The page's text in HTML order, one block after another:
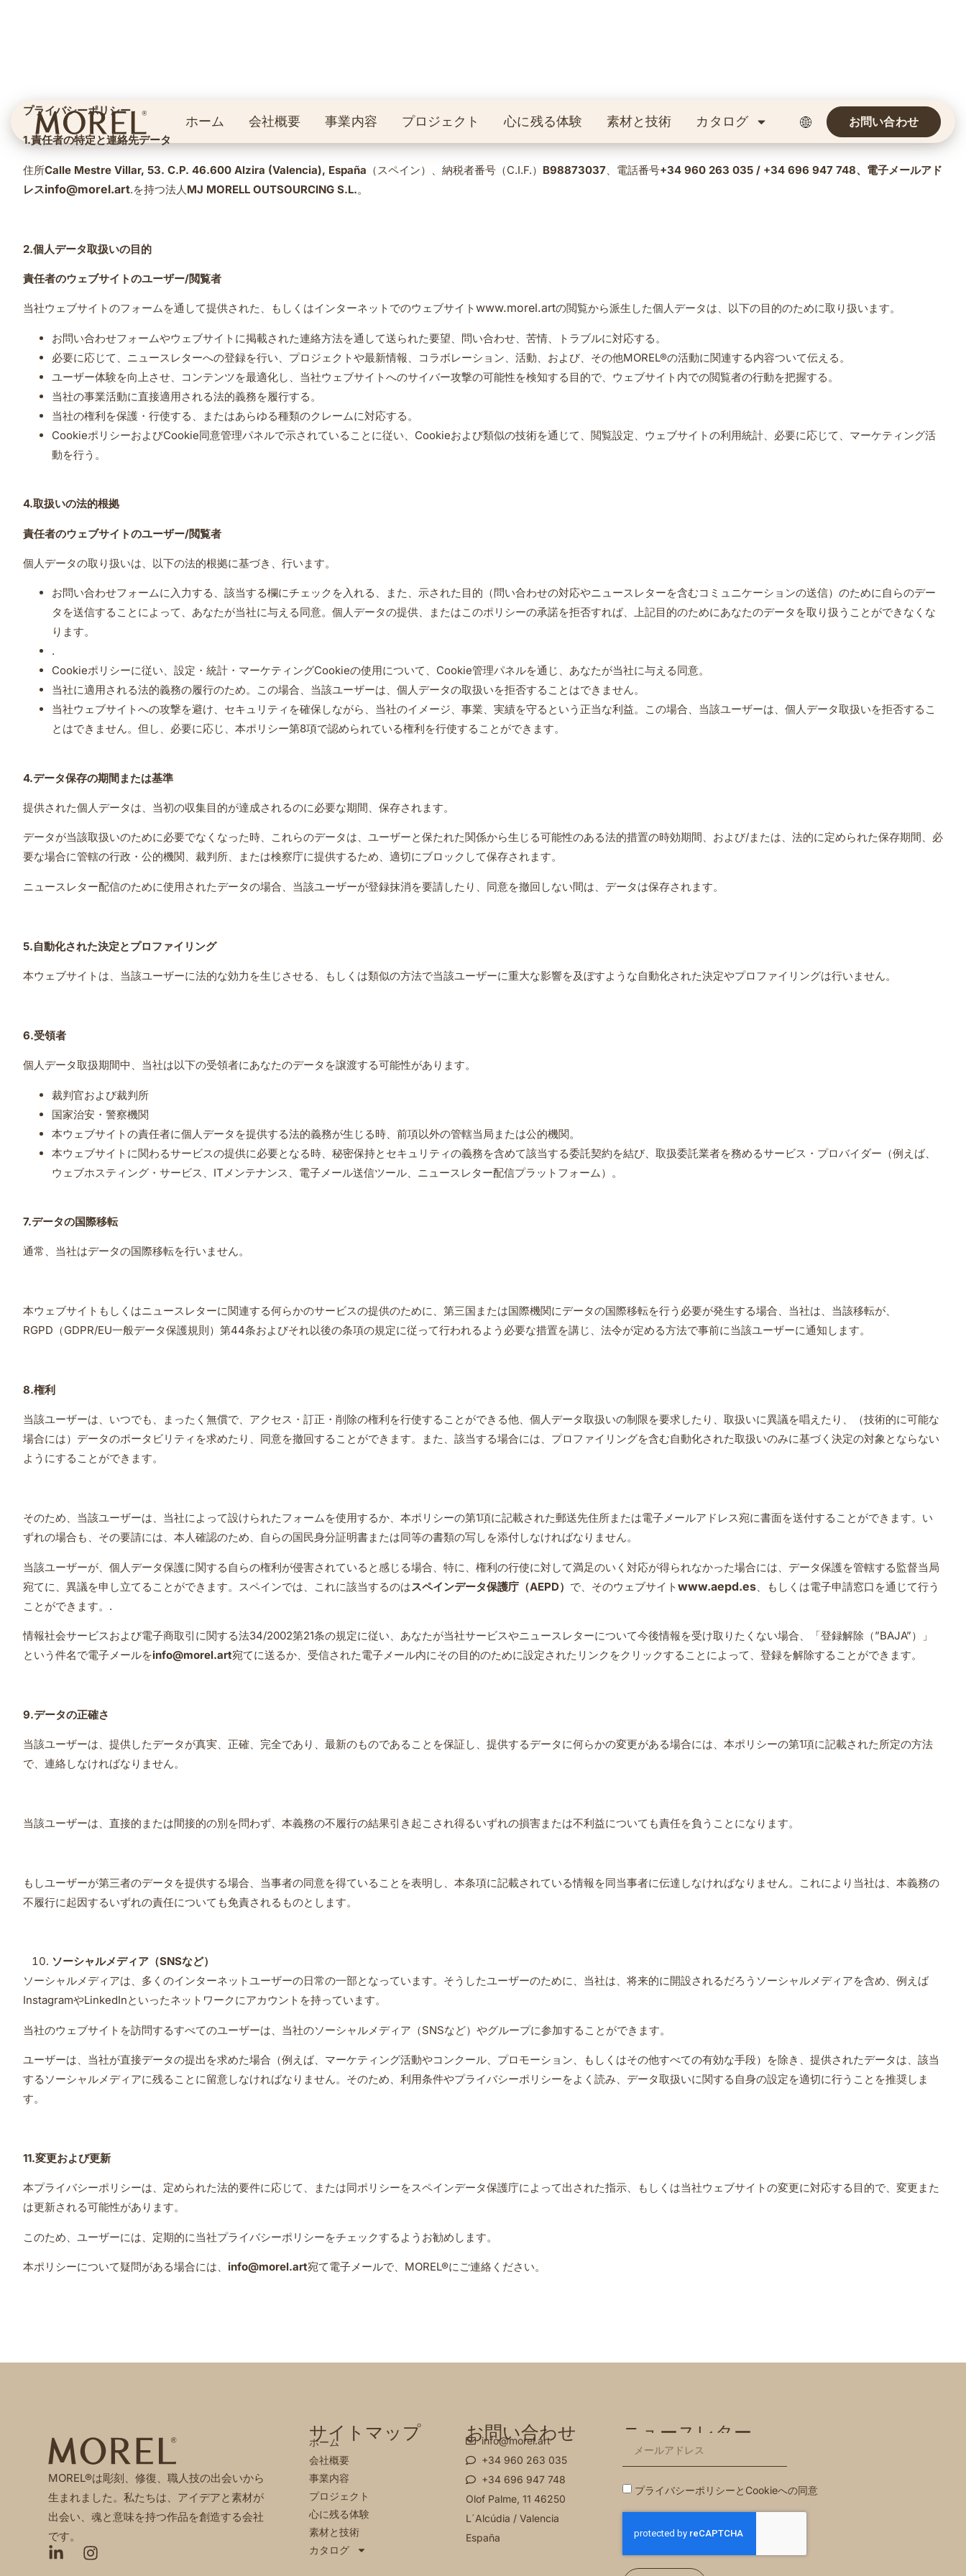
ホーム 会社概要 事業内容 プロジェクト 心に残る体験 素材と技術 カタログ お問い合わせ
プライバシーポリシー
1.責任者の特定と連絡先データ
住所Calle Mestre Villar, 53. C.P. 46.600 Alzira (Valencia), España （スペイン）、納税者番号（C.I.F.） B98873037 、電話番号+34 960 263 035 / +34 696 947 748、電子メールアド
レスinfo@morel.art.を持つ法人 MJ MORELL OUTSOURCING S.L.。
2.個人データ取扱いの目的
責任者のウェブサイトのユーザー/閲覧者
当社ウェブサイトのフォームを通して提供された、もしくはインターネットでのウェブサイトwww.morel.artの閲覧から派生した個人データは、以下の目的のために取り扱います。
お問い合わせフォームやウェブサイトに掲載された連絡方法を通して送られた要望、問い合わせ、苦情、トラブルに対応する。
必要に応じて、ニュースレターへの登録を行い、プロジェクトや最新情報、コラボレーション、活動、および、その他MOREL®の活動に関連する内容ついて伝える。
ユーザー体験を向上させ、コンテンツを最適化し、当社ウェブサイトへのサイバー攻撃の可能性を検知する目的で、ウェブサイト内での閲覧者の行動を把握する。
当社の事業活動に直接適用される法的義務を履行する。
当社の権利を保護・行使する、またはあらゆる種類のクレームに対応する。
CookieポリシーおよびCookie同意管理パネルで示されていることに従い、Cookieおよび類似の技術を通じて、閲覧設定、ウェブサイトの利用統計、必要に応じて、マーケティング活
動を行う。
4.取扱いの法的根拠
責任者のウェブサイトのユーザー/閲覧者
個人データの取り扱いは、以下の法的根拠に基づき、行います。
お問い合わせフォームに入力する、該当する欄にチェックを入れる、また、示された目的（問い合わせの対応やニュースレターを含むコミュニケーションの送信）のために自らのデー
タを送信することによって、あなたが当社に与える同意。個人データの提供、またはこのポリシーの承諾を拒否すれば、上記目的のためにあなたのデータを取り扱うことができなくな
ります。
.
Cookieポリシーに従い、設定・統計・マーケティングCookieの使用について、Cookie管理パネルを通じ、あなたが当社に与える同意。
当社に適用される法的義務の履行のため。この場合、当該ユーザーは、個人データの取扱いを拒否することはできません。
当社ウェブサイトへの攻撃を避け、セキュリティを確保しながら、当社のイメージ、事業、実績を守るという正当な利益。この場合、当該ユーザーは、個人データ取扱いを拒否するこ
とはできません。但し、必要に応じ、本ポリシー第8項で認められている権利を行使することができます。
4.データ保存の期間または基準
提供された個人データは、当初の収集目的が達成されるのに必要な期間、保存されます。
データが当該取扱いのために必要でなくなった時、これらのデータは、ユーザーと保たれた関係から生じる可能性のある法的措置の時効期間、および/または、法的に定められた保存期間、必
要な場合に管轄の行政・公的機関、裁判所、または検察庁に提供するため、適切にブロックして保存されます。
ニュースレター配信のために使用されたデータの場合、当該ユーザーが登録抹消を要請したり、同意を撤回しない間は、データは保存されます。
5.自動化された決定とプロファイリング
本ウェブサイトは、当該ユーザーに法的な効力を生じさせる、もしくは類似の方法で当該ユーザーに重大な影響を及ぼすような自動化された決定やプロファイリングは行いません。
6.受領者
個人データ取扱期間中、当社は以下の受領者にあなたのデータを譲渡する可能性があります。
裁判官および裁判所
国家治安・警察機関
本ウェブサイトの責任者に個人データを提供する法的義務が生じる時、前項以外の管轄当局または公的機関。
本ウェブサイトに関わるサービスの提供に必要となる時、秘密保持とセキュリティの義務を含めて該当する委託契約を結び、取扱委託業者を務めるサービス・プロバイダー（例えば、
ウェブホスティング・サービス、ITメンテナンス、電子メール送信ツール、ニュースレター配信プラットフォーム）。
7.データの国際移転
通常、当社はデータの国際移転を行いません。
本ウェブサイトもしくはニュースレターに関連する何らかのサービスの提供のために、第三国または国際機関にデータの国際移転を行う必要が発生する場合、当社は、当該移転が、
RGPD（GDPR/EU一般データ保護規則）第44条およびそれ以後の条項の規定に従って行われるよう必要な措置を講じ、法令が定める方法で事前に当該ユーザーに通知します。
8.権利
当該ユーザーは、いつでも、まったく無償で、アクセス・訂正・削除の権利を行使することができる他、個人データ取扱いの制限を要求したり、取扱いに異議を唱えたり、（技術的に可能な
場合には）データのポータビリティを求めたり、同意を撤回することができます。また、該当する場合には、プロファイリングを含む⾃動化された取扱いのみに基づく決定の対象とならない
ようにすることができます。
そのため、当該ユーザーは、当社によって設けられたフォームを使用するか、本ポリシーの第1項に記載された郵送先住所または電子メールアドレス宛に書面を送付することができます。い
ずれの場合も、その要請には、本人確認のため、自らの国民身分証明書または同等の書類の写しを添付しなければなりません。
当該ユーザーが、個人データ保護に関する自らの権利が侵害されていると感じる場合、特に、権利の行使に対して満足のいく対応が得られなかった場合には、データ保護を管轄する監督当局
宛てに、異議を申し立てることができます。スペインでは、これに該当するのはスペインデータ保護庁（AEPD） で、そのウェブサイトwww.aepd.es 、もしくは電子申請窓口を通じて行う
ことができます。.
情報社会サービスおよび電子商取引に関する法34/2002第21条の規定に従い、あなたが当社サービスやニュースレターについて今後情報を受け取りたくない場合、「登録解除（”BAJA”）」
という件名で電子メールをinfo@morel.art宛てに送るか、受信された電子メール内にその目的のために設定されたリンクをクリックすることによって、登録を解除することができます。
9.データの正確さ
当該ユーザーは、提供したデータが真実、正確、完全であり、最新のものであることを保証し、提供するデータに何らかの変更がある場合には、本ポリシーの第1項に記載された所定の方法
で、連絡しなければなりません。
当該ユーザーは、直接的または間接的の別を問わず、本義務の不履行の結果引き起こされ得るいずれの損害または不利益についても責任を負うことになります。
もしユーザーが第三者のデータを提供する場合、当事者の同意を得ていることを表明し、本条項に記載されている情報を同当事者に伝達しなければなりません。これにより当社は、本義務の
不履行に起因するいずれの責任についても免責されるものとします。
ソーシャルメディア（SNSなど）
ソーシャルメディアは、多くのインターネットユーザーの日常の一部となっています。そうしたユーザーのために、当社は、将来的に開設されるだろうソーシャルメディアを含め、例えば
InstagramやLinkedInといったネットワークにアカウントを持っています。
当社のウェブサイトを訪問するすべてのユーザーは、当社のソーシャルメディア（SNSなど）やグループに参加することができます。
ユーザーは、当社が直接データの提出を求めた場合（例えば、マーケティング活動やコンクール、プロモーション、もしくはその他すべての有効な手段）を除き、提供されたデータは、該当
するソーシャルメディアに残ることに留意しなければなりません。そのため、利用条件やプライバシーポリシーをよく読み、データ取扱いに関する自身の設定を適切に行うことを推奨しま
す。
11.変更および更新
本プライバシーポリシーは、定められた法的要件に応じて、または同ポリシーをスペインデータ保護庁によって出された指示、もしくは当社ウェブサイトの変更に対応する目的で、変更また
は更新される可能性があります。
このため、ユーザーには、定期的に当社プライバシーポリシーをチェックするようお勧めします。
本ポリシーについて疑問がある場合には、 info@morel.art宛て電子メールで、MOREL®にご連絡ください。
MOREL®は彫刻、修復、職人技の出会いから
生まれました。私たちは、アイデアと素材が
出会い、魂と意味を持つ作品を創造する会社
です。
サイトマップ
ホーム
会社概要
事業内容
プロジェクト
心に残る体験
素材と技術
カタログ
お問い合わせ
info@morel.art
+34 960 263 035
+34 696 947 748
Olof Palme, 11 46250
L´Alcúdia / Valencia
España
ニュースレター
プライバシーポリシーとCookieへの同意